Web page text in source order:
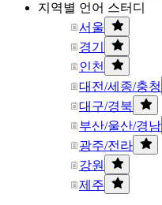
지역별 언어 스터디
서울
경기
인천
대전/세종/충청
대구/경북
부산/울산/경남
광주/전라
강원
제주